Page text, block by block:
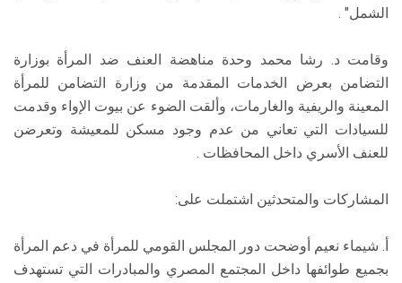
الشمل" .
وقامت د. رشا محمد وحدة مناهضة العنف ضد المرأة بوزارة
التضامن بعرض الخدمات المقدمة من وزارة التضامن للمرأة
المعينة والريفية والغارمات، وألقت الضوء عن بيوت الإواء وقدمت
للسيادات التي تعاني من عدم وجود مسكن للمعيشة وتعرضن
للعنف الأسري داخل المحافظات .
المشاركات والمتحدثين اشتملت على:
أ. شيماء نعيم أوضحت دور المجلس القومي للمرأة في دعم المرأة
بجميع طوائفها داخل المجتمع المصري والمبادرات التي تستهدف